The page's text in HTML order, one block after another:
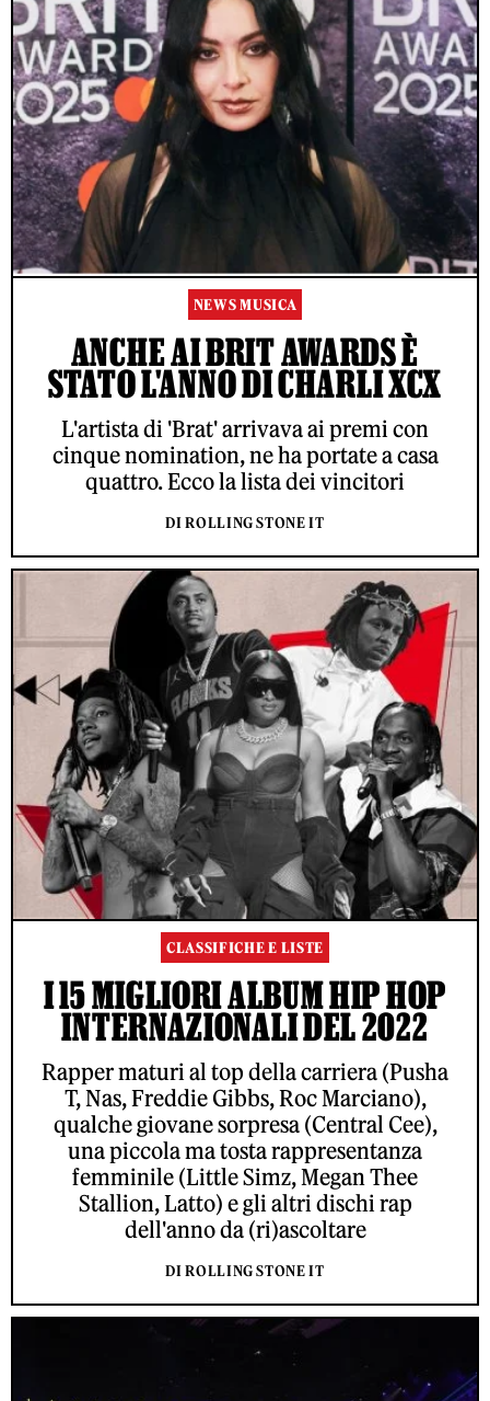
NEWS MUSICA
ANCHE AI BRIT AWARDS È
STATO L'ANNO DI CHARLI XCX
L'artista di 'Brat' arrivava ai premi con
cinque nomination, ne ha portate a casa
quattro. Ecco la lista dei vincitori
DI ROLLING STONE IT
CLASSIFICHE E LISTE
I 15 MIGLIORI ALBUM HIP HOP
INTERNAZIONALI DEL 2022
Rapper maturi al top della carriera (Pusha
T, Nas, Freddie Gibbs, Roc Marciano),
qualche giovane sorpresa (Central Cee),
una piccola ma tosta rappresentanza
femminile (Little Simz, Megan Thee
Stallion, Latto) e gli altri dischi rap
dell'anno da (ri)ascoltare
DI ROLLING STONE IT